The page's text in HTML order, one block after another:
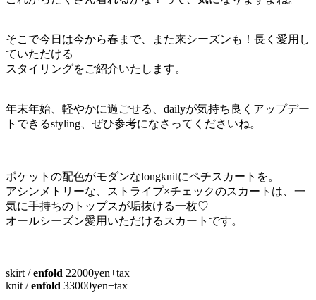
そこで今日は今から春まで、また来シーズンも！長く愛用し
ていただける
スタイリングをご紹介いたします。
年末年始、軽やかに過ごせる、dailyが気持ち良くアップデー
トできるstyling、ぜひ参考になさってくださいね。
ポケットの配色がモダンなlongknitにペチスカートを。
アシンメトリーな、ストライプ×チェックのスカートは、一
気に手持ちのトップスが垢抜ける一枚♡
オールシーズン愛用いただけるスカートです。
skirt /enfold 22000yen+tax
knit /enfold 33000yen+tax